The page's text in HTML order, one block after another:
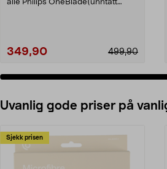
alle Philips OneBlade(unntatt
349,90 499,90
Uvanlig gode priser på
Sjekk prisen